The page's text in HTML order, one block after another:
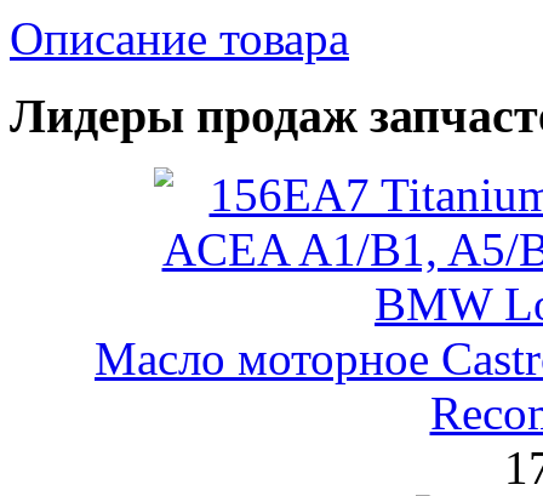
Описание товара
Лидеры продаж
Масло моторное